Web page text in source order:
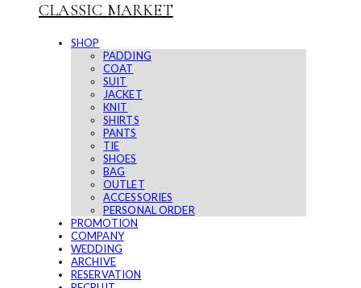
CLASSIC MARKET
SHOP
PADDING
COAT
SUIT
JACKET
KNIT
SHIRTS
PANTS
TIE
SHOES
BAG
OUTLET
ACCESSORIES
PERSONAL ORDER
PROMOTION
COMPANY
WEDDING
ARCHIVE
RESERVATION